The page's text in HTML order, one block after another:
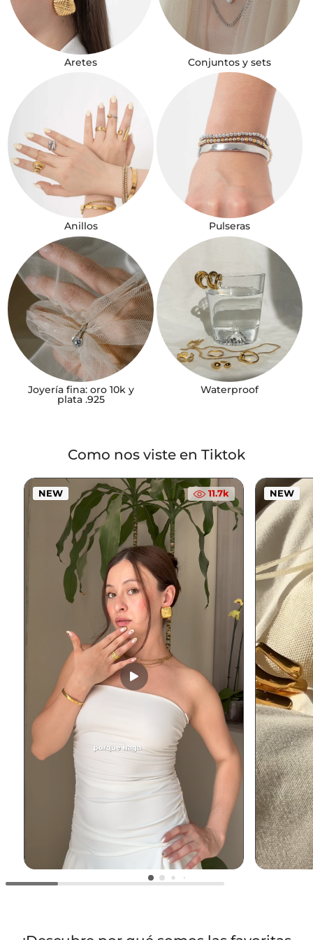
Aretes Conjuntos y sets
Anillos Pulseras
Joyería fina: oro 10k y
plata .925
Waterproof
Como nos viste en Tiktok
NEW 11.7k NEW